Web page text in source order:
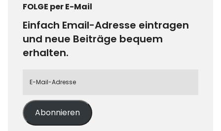
FOLGE per E-Mail
Einfach Email-Adresse eintragen
und neue Beiträge bequem
erhalten.
Abonnieren